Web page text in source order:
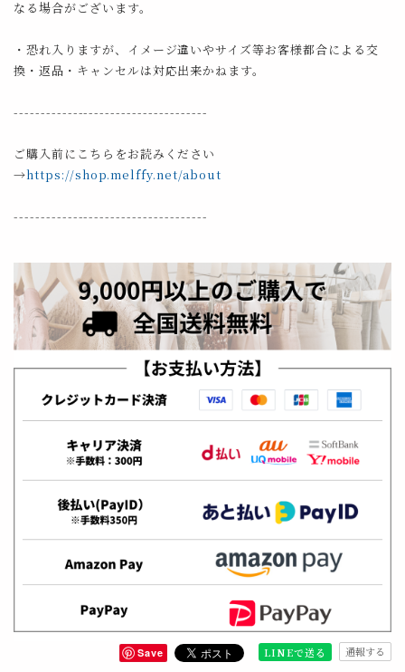
なる場合がございます。
・恐れ入りますが、イメージ違いやサイズ等お客様都合による交
換・返品・キャンセルは対応出来かねます。
------------------------------------
ご購入前にこちらをお読みください
→https://shop.melffy.net/about
------------------------------------
Save LINEで送る 通報する